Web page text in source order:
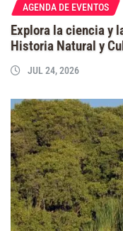
AGENDA DE EVENTOS
Explora la ciencia y
Historia Natural y
JUL 24, 2026